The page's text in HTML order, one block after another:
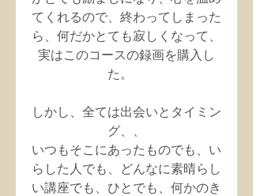
てくれるので、終わってしまった
ら、何だかとても寂しくなって、
実はこのコースの録画を購入し
た。
しかし、全ては出会いとタイミン
グ、、
いつもそこにあったものでも、い
らした人でも、どんなに素晴らし
い講座でも、ひとでも、何かのき